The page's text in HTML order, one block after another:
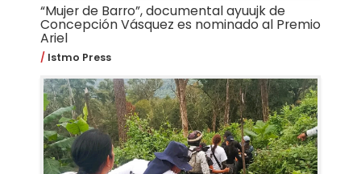
“Mujer de Barro”, documental ayuujk de
Concepción Vásquez es nominado al Premio
Ariel
Istmo Press